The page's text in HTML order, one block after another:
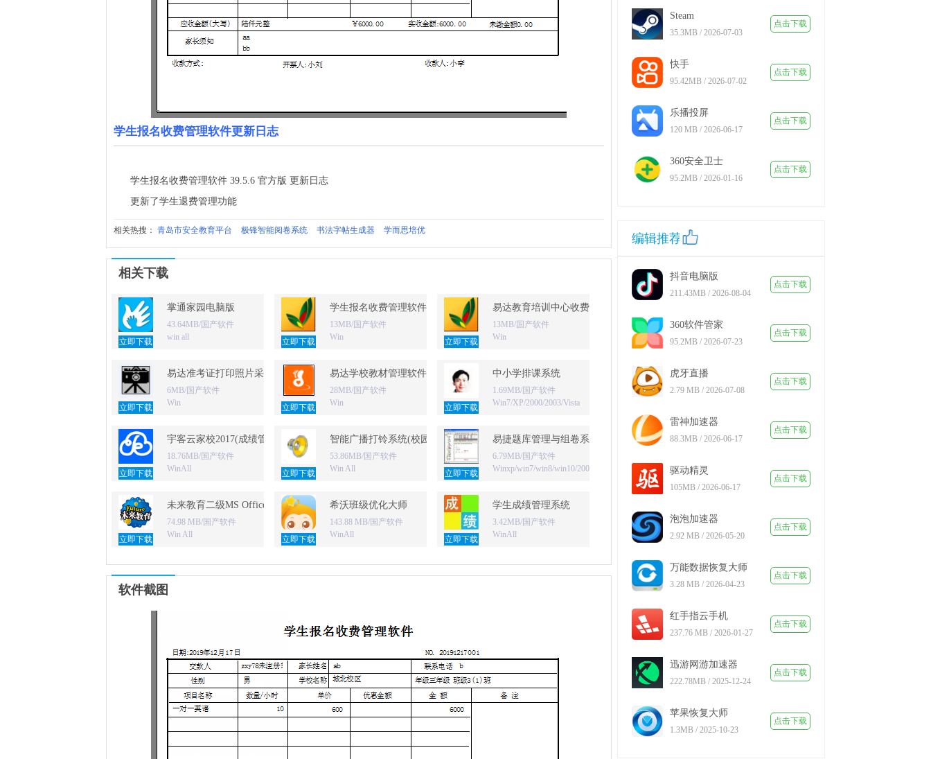
学生报名收费管理软件更新日志
学生报名收费管理软件 39.5.6 官方版 更新日志
更新了学生退费管理功能
相关热搜： 青岛市安全教育平台 极锋智能阅卷系统 书法字帖生成器 学而思培优
相关下载
立即下载
掌通家园电脑版
43.64MB/国产软件
win all
立即下载
学生报名收费管理软件
13MB/国产软件
Win
立即下载
易达教育培训中心收费管理系统软件
13MB/国产软件
Win
立即下载
易达准考证打印照片采集软件
6MB/国产软件
Win
立即下载
易达学校教材管理软件
28MB/国产软件
Win
立即下载
中小学排课系统
1.69MB/国产软件
Win7/XP/2000/2003/Vista
立即下载
宇客云家校2017(成绩管理统计分析微信家校)
18.76MB/国产软件
WinAll
立即下载
智能广播打铃系统(校园版)
53.86MB/国产软件
Win All
立即下载
易捷题库管理与组卷系统
6.79MB/国产软件
Winxp/win7/win8/win10/2000/2003
立即下载
未来教育二级MS Office无纸化考试模拟软件
74.98 MB/国产软件
Win All
立即下载
希沃班级优化大师
143.88 MB/国产软件
WinAll
立即下载
学生成绩管理系统
3.42MB/国产软件
WinAll
软件截图
Steam
35.3MB / 2026-07-03
点击下载
快手
95.42MB / 2026-07-02
点击下载
乐播投屏
120 MB / 2026-06-17
点击下载
360安全卫士
95.2MB / 2026-01-16
点击下载
编辑推荐
抖音电脑版
211.43MB / 2026-08-04
点击下载
360软件管家
95.2MB / 2026-07-23
点击下载
虎牙直播
2.79 MB / 2026-07-08
点击下载
雷神加速器
88.3MB / 2026-06-17
点击下载
驱动精灵
105MB / 2026-06-17
点击下载
泡泡加速器
2.92 MB / 2026-05-20
点击下载
万能数据恢复大师
3.28 MB / 2026-04-23
点击下载
红手指云手机
237.76 MB / 2026-01-27
点击下载
迅游网游加速器
222.78MB / 2025-12-24
点击下载
苹果恢复大师
1.3MB / 2025-10-23
点击下载